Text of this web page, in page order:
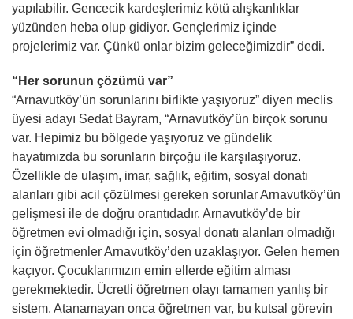
yapılabilir. Gencecik kardeşlerimiz kötü alışkanlıklar
yüzünden heba olup gidiyor. Gençlerimiz içinde
projelerimiz var. Çünkü onlar bizim geleceğimizdir” dedi.
“Her sorunun çözümü var”
“Arnavutköy’ün sorunlarını birlikte yaşıyoruz” diyen meclis
üyesi adayı Sedat Bayram, “Arnavutköy’ün birçok sorunu
var. Hepimiz bu bölgede yaşıyoruz ve gündelik
hayatımızda bu sorunların birçoğu ile karşılaşıyoruz.
Özellikle de ulaşım, imar, sağlık, eğitim, sosyal donatı
alanları gibi acil çözülmesi gereken sorunlar Arnavutköy’ün
gelişmesi ile de doğru orantıdadır. Arnavutköy’de bir
öğretmen evi olmadığı için, sosyal donatı alanları olmadığı
için öğretmenler Arnavutköy’den uzaklaşıyor. Gelen hemen
kaçıyor. Çocuklarımızın emin ellerde eğitim alması
gerekmektedir. Ücretli öğretmen olayı tamamen yanlış bir
sistem. Atanamayan onca öğretmen var, bu kutsal görevin